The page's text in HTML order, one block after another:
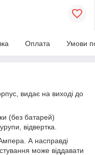
Оплата Умови
видає на виході до
(без батарей)
відвертка.
А насправді
може віддавати